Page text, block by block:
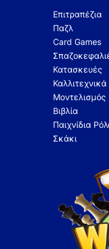
Επιτραπέζια
Παζλ
Card Games
Κατασκευές
Καλλιτεχνικά
Μοντελισμός
Βιβλία
Παιχνίδια
Σκάκι